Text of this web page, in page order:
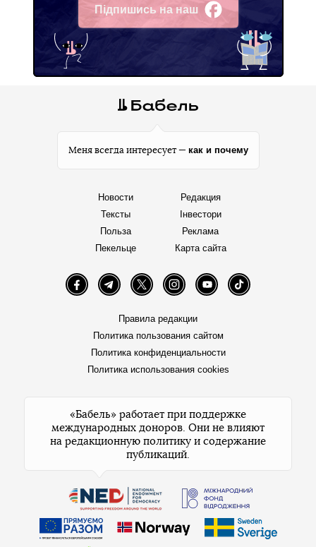
Підпишись на наш
Facebook
Меня всегда интересует — как и почему
Новости
Тексты
Польза
Пекельце
Редакция
Інвестори
Реклама
Карта сайта
FacebookTelegramTwitter InstagramYouTube TikTok
Правила редакции
Политика пользования сайтом
Политика конфиденциальности
Политика использования cookies
«Бабель» работает при поддержке
международных доноров. Они не влияют
на редакционную политику и содержание
публикаций.